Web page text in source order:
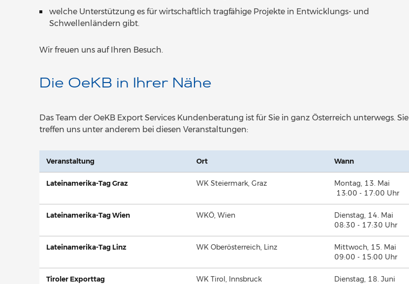
welche Unterstützung es für wirtschaftlich tragfähige Projekte in Entwicklungs- und
Schwellenländern gibt.
Wir freuen uns auf Ihren Besuch.
Die OeKB in Ihrer Nähe
Das Team der OeKB Export Services Kundenberatung ist für Sie in ganz Österreich unterwegs. Sie
treffen uns unter anderem bei diesen Veranstaltungen:
Veranstaltung Ort Wann
Lateinamerika-Tag Graz WK Steiermark, Graz
Montag, 13. Mai
13:00 - 17:00 Uhr
Lateinamerika-Tag Wien WKÖ, Wien
Dienstag, 14. Mai
08:30 - 17:30 Uhr
Lateinamerika-Tag Linz WK Oberösterreich, Linz
Mittwoch, 15. Mai
09:00 - 15:00 Uhr
Tiroler Exporttag WK Tirol, Innsbruck
Dienstag, 18. Juni